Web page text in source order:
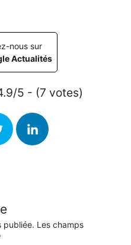
nous sur
Actualités
5 - (7 votes)
publiée. Les champs